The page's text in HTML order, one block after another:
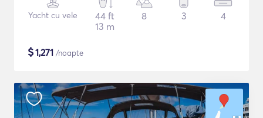
Yacht cu vele
44 ft
13 m
8 3 4
$1,271 /noapte